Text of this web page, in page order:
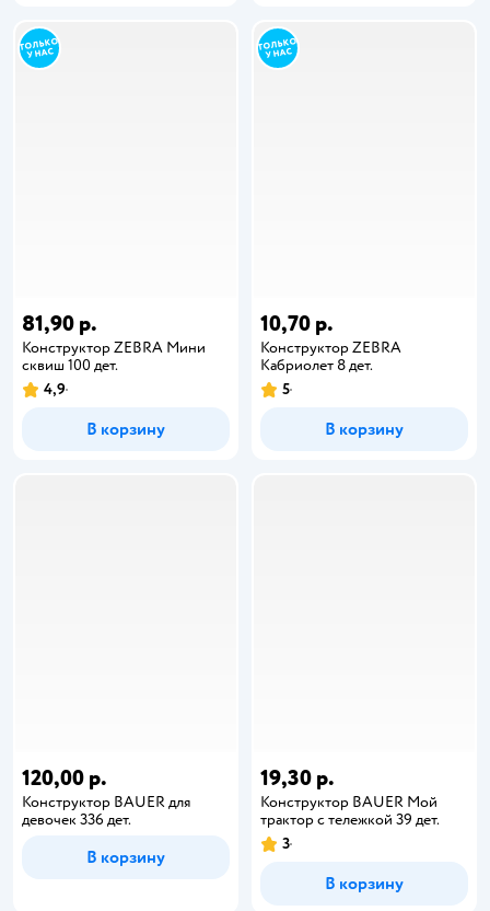
81,90 р.
Конструктор ZEBRA Мини
сквиш 100 дет.
4,9
В корзину
10,70 р.
Конструктор ZEBRA
Кабриолет 8 дет.
5
В корзину
120,00 р.
Конструктор BAUER для
девочек 336 дет.
В корзину
19,30 р.
Конструктор BAUER Мой
трактор с тележкой 39 дет.
3
В корзину